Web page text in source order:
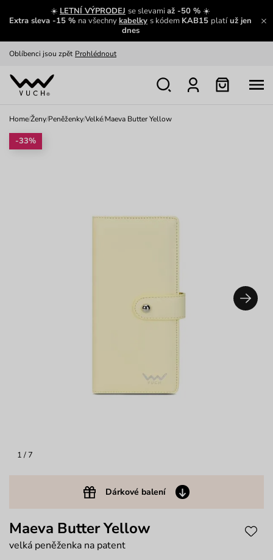
☀️ LETNÍ VÝPRODEJ se slevamiaž -50 % ☀️
Extra sleva -15 % na všechnykabelky s kódem KAB15 platíuž jen
dnes
Zajímavosti ze světa Vuch:
Oblíbenci jsou zpět Prohlédnout
Nech se inspirovat
Home/Ženy/Peněženky/Velké/Maeva Butter Yellow
1 / 7
Dárkové balení
-33%
Maeva Butter Yellow
velká peněženka na patent